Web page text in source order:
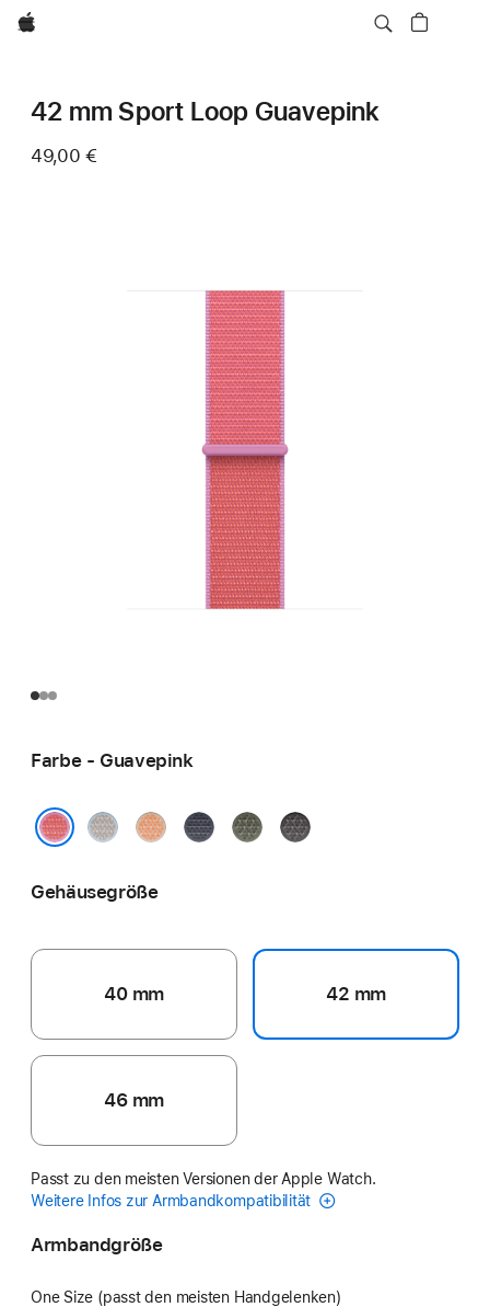
Apple
42 mm Sport Loop Guavepink
49,00 €
Farbe - Guavepink
GraublauCantaloupeMaritimblauWaldgrünDunkelgrau
Gehäusegröße
40 mm 42 mm
46 mm
Passt zu den meisten Versionen der Apple Watch.
Weitere Infos zur Armbandkompatibilität
Armbandgröße
One Size (passt den meisten Handgelenken)